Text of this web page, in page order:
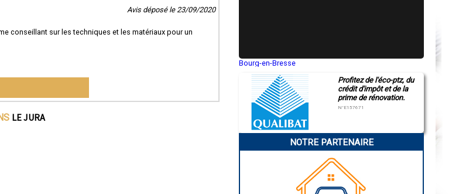
Avis déposé le 23/09/2020
conseillant sur les techniques et les matériaux pour un
LE JURA
Bourg-en-Bresse
Montluçon
Manosque
Gap
Charleville-Mézières
Pamiers
Narbonne
Profitez de l'éco-ptz, du
crédit d'impôt et de la
prime de rénovation.
N°E157671
NOTRE PARTENAIRE